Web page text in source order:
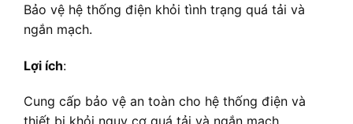
Bảo vệ hệ thống điện khỏi tình trạng quá tải và
ngắn mạch.
Lợi ích:
Cung cấp bảo vệ an toàn cho hệ thống điện và